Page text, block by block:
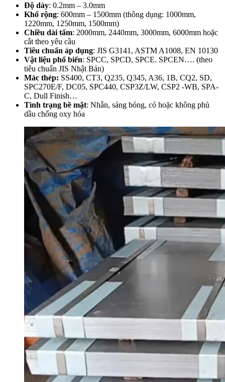
Độ dày: 0.2mm – 3.0mm
Khổ rộng: 600mm – 1500mm (thông dụng: 1000mm,
1220mm, 1250mm, 1500mm)
Chiều dài tấm: 2000mm, 2440mm, 3000mm, 6000mm hoặc
cắt theo yêu cầu
Tiêu chuẩn áp dụng: JIS G3141, ASTM A1008, EN 10130
Vật liệu phổ biến: SPCC, SPCD, SPCE. SPCEN…. (theo
tiêu chuẩn JIS Nhật Bản)
Mác thép: SS400, CT3, Q235, Q345, A36, 1B, CQ2, SD,
SPC270E/F, DC05, SPC440, CSP3Z/LW, CSP2 -WB, SPA-
C, Dull Finish…
Tình trạng bề mặt: Nhẵn, sáng bóng, có hoặc không phủ
dầu chống oxy hóa